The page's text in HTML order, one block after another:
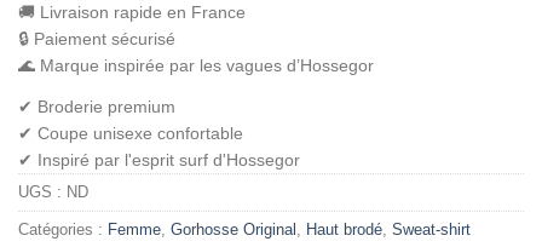
🚚 Livraison rapide en France
🔒 Paiement sécurisé
🌊 Marque inspirée par les vagues d’Hossegor
✔ Broderie premium
✔ Coupe unisexe confortable
✔ Inspiré par l'esprit surf d'Hossegor
UGS : ND
Catégories : Femme Gorhosse Original Haut brodé Sweat-shirt